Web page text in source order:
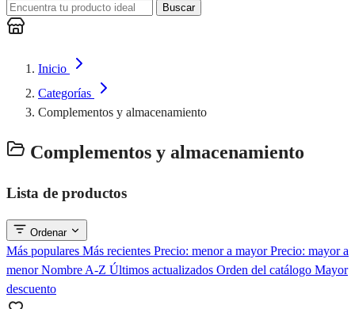
Buscar
Inicio
Categorías
Complementos y almacenamiento
Complementos y almacenamiento
Lista de productos
Ordenar
Más populares Más recientes Precio: menor a mayorPrecio: mayor a
menorNombre A-Z Últimos actualizados Orden del catálogo Mayor
descuento